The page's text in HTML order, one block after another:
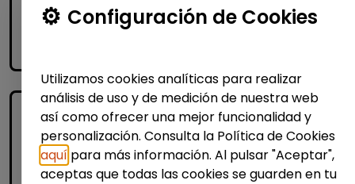
Me interesa
Configuración de Cookies
Utilizamos cookies analíticas para realizar
análisis de uso y de medición de nuestra web
así como ofrecer una mejor funcionalidad y
personalización. Consulta la Política de Cookies
aquí para más información. Al pulsar "Aceptar",
aceptas que todas las cookies se guarden en tu